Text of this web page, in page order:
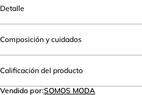
Detalle
Composición y cuidados
Calificación del producto
Vendido por:SOMOS MODA